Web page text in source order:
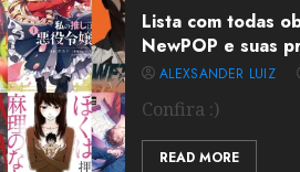
Lista com todas
NewPOP e suas
ALEXSANDER LUIZ
Confira :)
READ MORE